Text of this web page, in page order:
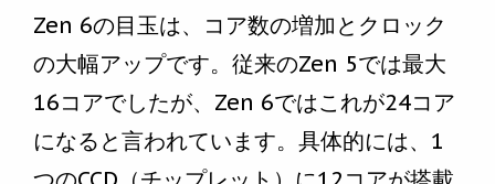
Zen 6の目玉は、コア数の増加とクロック
の大幅アップです。従来のZen 5では最大
16コアでしたが、Zen 6ではこれが24コア
になると言われています。具体的には、1